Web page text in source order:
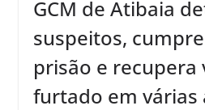
GCM de Atibaia
suspeitos,
prisão e recupera
furtado em várias